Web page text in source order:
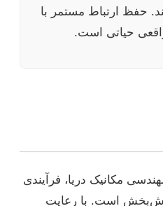
حفظ ارتباط مستمر با
حیاتی است.
مکانیک دریا، فرآیندی
است. با رعایت